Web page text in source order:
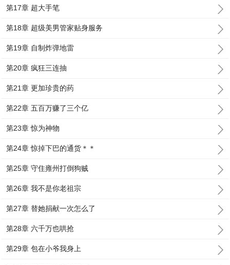
第17章 超大手笔
第18章 超级美男管家贴身服务
第19章 自制炸弹地雷
第20章 疯狂三连抽
第21章 更加珍贵的药
第22章 五百万赚了三个亿
第23章 惊为神物
第24章 惊掉下巴的通货＊＊
第25章 守住雍州打倒狗贼
第26章 我不是你老祖宗
第27章 替她捐献一次怎么了
第28章 六千万也哄抢
第29章 包在小爷我身上